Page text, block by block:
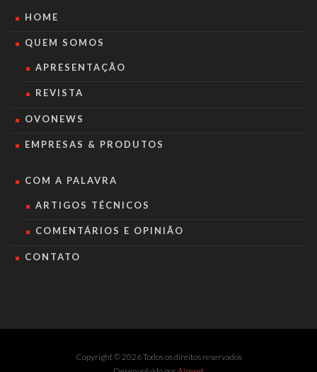
HOME
QUEM SOMOS
APRESENTAÇÃO
REVISTA
OVONEWS
EMPRESAS & PRODUTOS
COM A PALAVRA
ARTIGOS TÉCNICOS
COMENTÁRIOS E OPINIÃO
CONTATO
Copyright © 2026 Todos os direitos reservados